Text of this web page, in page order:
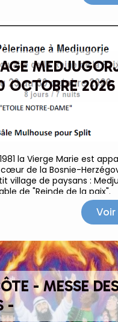
OCTOBRE 2026
la Vierge Marie est
de la Bosnie-
village de paysans :
de "Reinde de la paix".
Voir
- MESSE
-